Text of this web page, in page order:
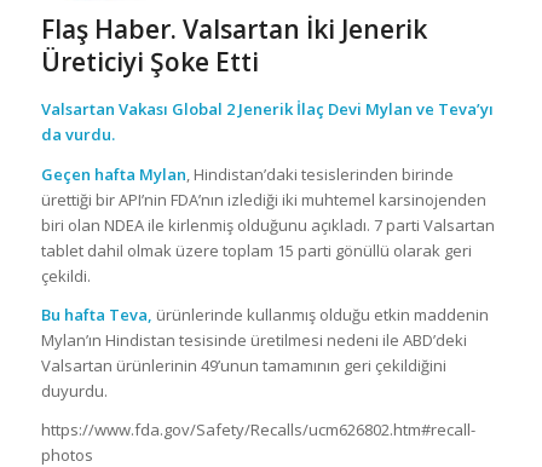
Flaş Haber. Valsartan İki Jenerik
Üreticiyi Şoke Etti
Valsartan Vakası Global 2 Jenerik İlaç Devi Mylan ve Teva’yı
da vurdu.
Geçen hafta Mylan , Hindistan’daki tesislerinden birinde
ürettiği bir API’nin FDA’nın izlediği iki muhtemel karsinojenden
biri olan NDEA ile kirlenmiş olduğunu açıkladı. 7 parti Valsartan
tablet dahil olmak üzere toplam 15 parti gönüllü olarak geri
çekildi.
Bu hafta Teva, ürünlerinde kullanmış olduğu etkin maddenin
Mylan’ın Hindistan tesisinde üretilmesi nedeni ile ABD’deki
Valsartan ürünlerinin 49’unun tamamının geri çekildiğini
duyurdu.
https://www.fda.gov/Safety/Recalls/ucm626802.htm#recall-
photos